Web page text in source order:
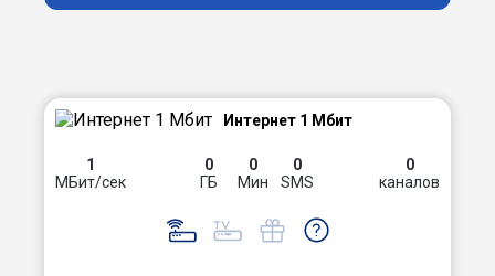
Интернет 1 Мбит
1
МБит/сек
0
ГБ
0
Мин
0
SMS
0
каналов